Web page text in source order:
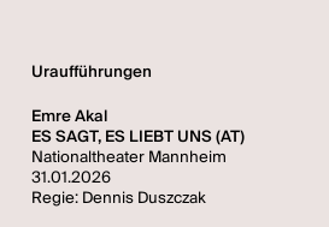
Uraufführungen
Emre Akal
ES SAGT, ES LIEBT UNS (AT)
Nationaltheater Mannheim
31.01.2026
Regie: Dennis Duszczak